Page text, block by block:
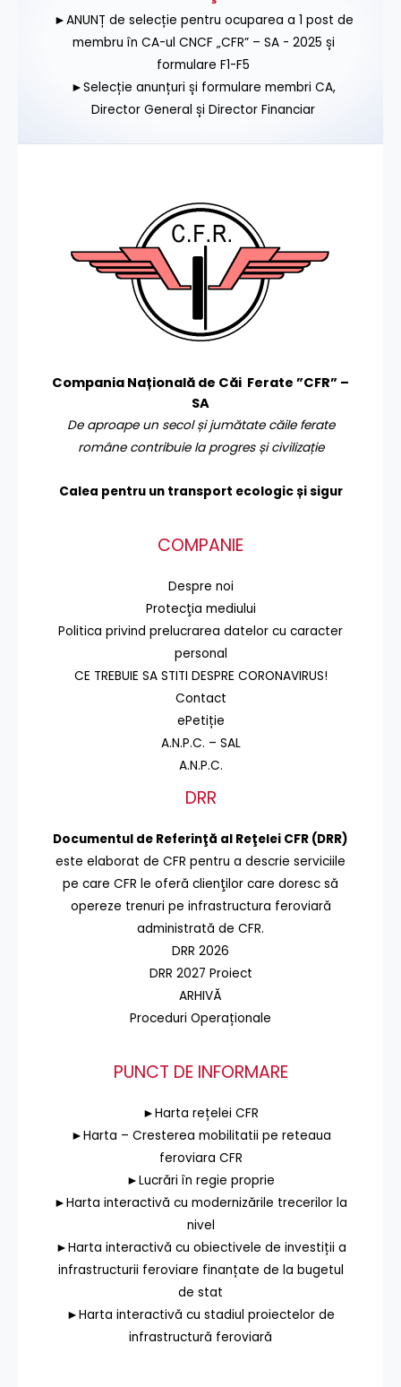
►ANUNȚ de selecție pentru ocuparea a 1 post de
membru în CA-ul CNCF „CFR” – SA - 2025 și
formulare F1-F5
►Selecție anunțuri și formulare membri CA,
Director General și Director Financiar
Compania Națională de Căi Ferate ”CFR” –
SA
De aproape un secol și jumătate căile ferate
române contribuie la progres și civilizație
Calea pentru un transport ecologic și sigur
COMPANIE
Despre noi
Protecţia mediului
Politica privind prelucrarea datelor cu caracter
personal
CE TREBUIE SA STITI DESPRE CORONAVIRUS!
Contact
ePetiție
A.N.P.C. – SAL
A.N.P.C.
DRR
Documentul de Referinţă al Reţelei CFR (DRR)
este elaborat de CFR pentru a descrie serviciile
pe care CFR le oferă clienţilor care doresc să
opereze trenuri pe infrastructura feroviară
administrată de CFR.
DRR 2026
DRR 2027 Proiect
ARHIVĂ
Proceduri Operaționale
PUNCT DE INFORMARE
►Harta rețelei CFR
►Harta – Cresterea mobilitatii pe reteaua
feroviara CFR
►Lucrări în regie proprie
►Harta interactivă cu modernizările trecerilor la
nivel
►Harta interactivă cu obiectivele de investiții a
infrastructurii feroviare finanțate de la bugetul
de stat
►Harta interactivă cu stadiul proiectelor de
infrastructură feroviară